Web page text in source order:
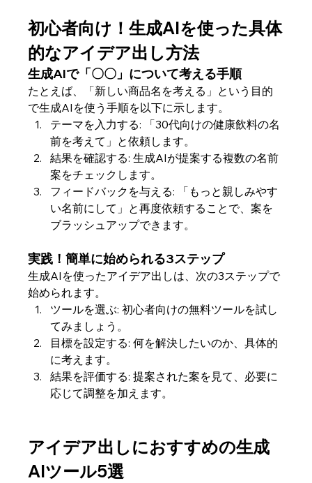
初心者向け！生成AIを使った具体
的なアイデア出し方法
生成AIで「〇〇」について考える手順
たとえば、「新しい商品名を考える」という目的
で生成AIを使う手順を以下に示します。
テーマを入力する: 「30代向けの健康飲料の名
前を考えて」と依頼します。
結果を確認する: 生成AIが提案する複数の名前
案をチェックします。
フィードバックを与える: 「もっと親しみやす
い名前にして」と再度依頼することで、案を
ブラッシュアップできます。
実践！簡単に始められる3ステップ
生成AIを使ったアイデア出しは、次の3ステップで
始められます。
ツールを選ぶ: 初心者向けの無料ツールを試し
てみましょう。
目標を設定する: 何を解決したいのか、具体的
に考えます。
結果を評価する: 提案された案を見て、必要に
応じて調整を加えます。
アイデア出しにおすすめの生成
AIツール5選